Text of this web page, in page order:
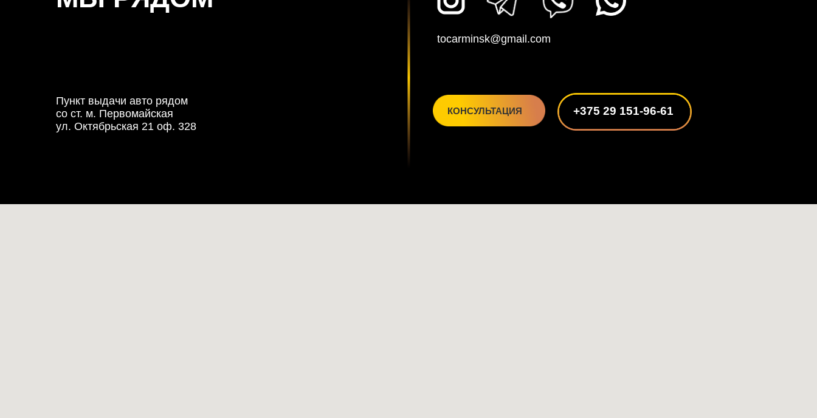
Пункт выдачи авто рядом
со ст. м. Первомайская
ул. Октябрьская 21 оф. 328
tocarminsk@gmail.com
КОНСУЛЬТАЦИЯ +375 29 151-96-61